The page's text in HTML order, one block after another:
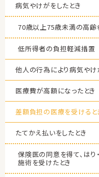
病気やけがをしたとき
70歳以上75歳未満の高
低所得者の負担軽減措置
他人の行為により病気やけ
医療費が高額になったとき
差額負担の医療を受けると
たてかえ払いをしたとき
保険医の同意を得て、はり
施術を受けたとき